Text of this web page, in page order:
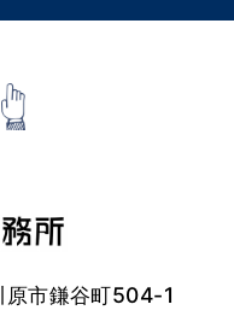
市鎌谷町504-1